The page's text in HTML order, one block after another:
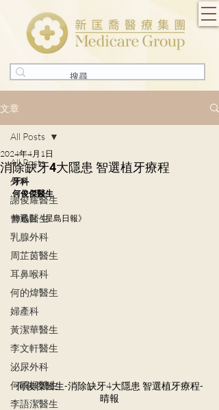
文章
All Posts
外科
謝俊耀醫生
曾迅醫生
乳腺外科
周芷茵醫生
耳鼻喉科
何的煒醫生
婦產科
黃潔華醫生
李文軒醫生
泌尿外科
何國樑醫生
李語潔醫生
All Posts
消除缺牙4大隱患 智選植牙療程
2024年4月1日
牙科
何俊傑醫生
轉載自《星島日報》
何俊傑醫生-消除缺牙4大隱患 智選植牙療程-
晴報